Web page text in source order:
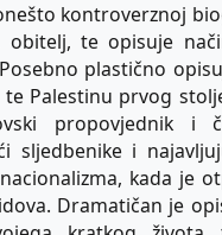
kontroverznoj
obitelj, te opisuje
plastično
te Palestinu prvog
propovjednik i
sljedbenike i
kada je
Dramatičan je